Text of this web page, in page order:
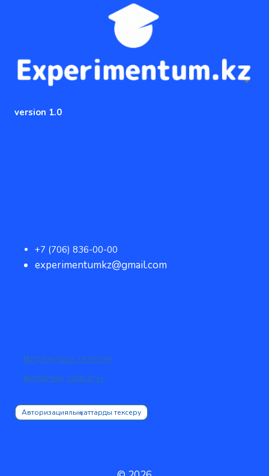
version 1.0
+7 (706) 836-00-00
experimentumkz@gmail.com
Қолданушы келісімі
Құпиялық саясаты
Авторизациялық хаттарды тексеру